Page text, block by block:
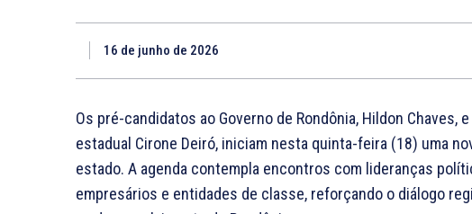
16 de junho de 2026
Os pré-candidatos ao Governo de Rondônia, Hildon Chaves,
estadual Cirone Deiró, iniciam nesta quinta-feira (18) uma
estado. A agenda contempla encontros com lideranças
empresários e entidades de classe, reforçando o diálogo